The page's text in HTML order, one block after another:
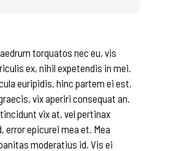
torquatos nec eu, vis
ex, nihil expetendis in mei.
euripidis, hinc partem ei est.
vix aperiri consequat an.
vix at, vel pertinax
error epicurei mea et. Mea
moderatius id. Vis ei